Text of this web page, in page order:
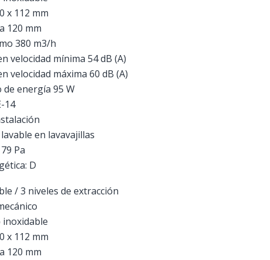
x 112 mm
120 mm
380 m3/h
velocidad mínima 54 dB (A)
velocidad máxima 60 dB (A)
de energía 95 W
14
en lavavajillas
Pa
D
/ 3 niveles de extracción
inoxidable
x 112 mm
120 mm